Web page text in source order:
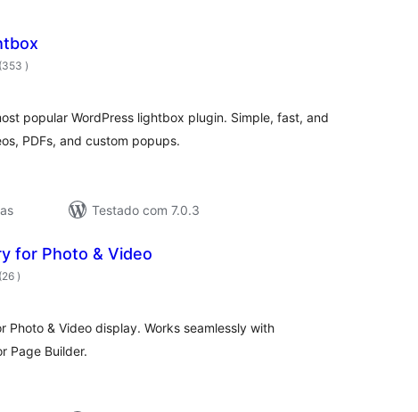
(353 classificações
)
popular WordPress lightbox plugin. Simple, fast, and
PDFs, and custom popups.
Testado com 7.0.3
for Photo & Video
(26 classificações
)
Photo & Video display. Works seamlessly with
Page Builder.